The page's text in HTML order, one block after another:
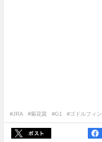
#JRA #菊花賞 #G1 #ゴドルフィン